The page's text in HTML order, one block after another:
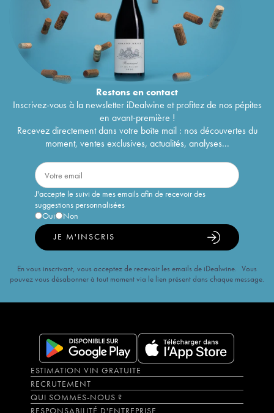
Restons encontact
Inscrivez-vous à la newsletter iDealwine et profitez de nos pépites
en avant-première !
Recevez directement dans votre boîte mail : nos découvertes du
moment, ventes exclusives, actualités, analyses...
J'accepte le suivi de mes emails afin de recevoir des
suggestions personnalisées
Oui
Non
JE M'INSCRIS
En vous inscrivant, vous acceptez de recevoir les emails de iDealwine. Vous
pouvez vous désabonner à tout moment via le lien présent dans chaque message.
ESTIMATION VIN GRATUITE
RECRUTEMENT
QUI SOMMES-NOUS ?
RESPONSABILITÉ D'ENTREPRISE